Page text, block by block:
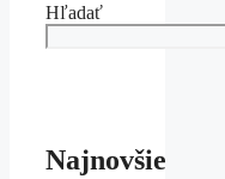
Hľadať
Najnovšie